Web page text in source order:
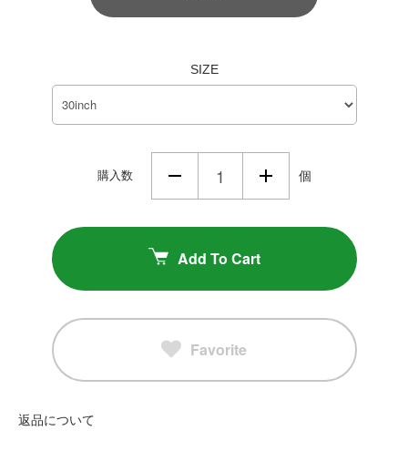
SIZE
購入数 個
Add To Cart
Favorite
返品について